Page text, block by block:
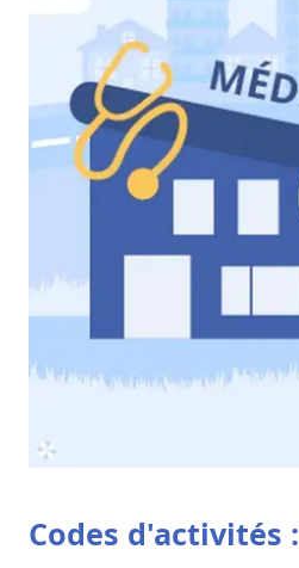
Codes d'activités :